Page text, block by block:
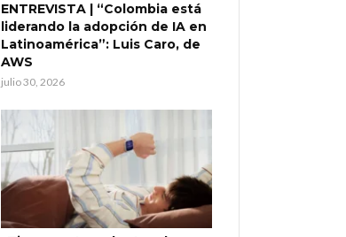
ENTREVISTA | “Colombia está
liderando la adopción de IA en
Latinoamérica”: Luis Caro, de
AWS
julio 30, 2026